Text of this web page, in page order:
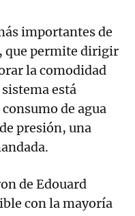
importantes de
que permite dirigir
la comodidad
está
de agua
presión, una
de Edouard
con la mayoría